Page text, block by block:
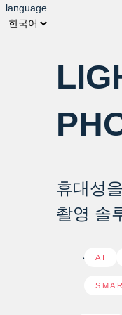
language
휴대성
촬영 솔
AI